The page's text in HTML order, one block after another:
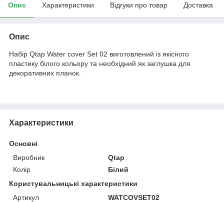
Опис Характеристики Відгуки про товар Доставка
Опис
Набір Qtap Water cover Set 02 виготовлений із якісного
пластику білого кольору та необхідний як заглушка для
декоративних планок.
Характеристики
Основні
Виробник
Qtap
Колір
Білий
Користувальницькі характеристики
Артикул
WATCOVSET02